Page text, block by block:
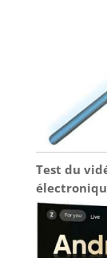
Test du